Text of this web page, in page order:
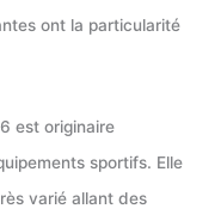
ont la particularité
est originaire
sportifs. Elle
varié allant des